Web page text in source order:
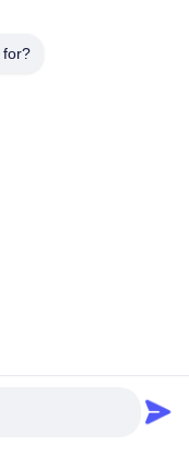
milho de arroz 70
for?